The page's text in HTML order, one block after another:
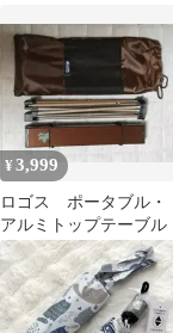
¥3,999
ロゴス ポータブル・
アルミトップテーブル